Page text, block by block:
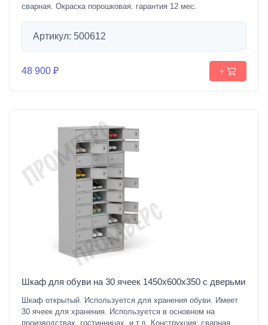
сварная. Окраска порошковая. гарантия 12 мес.
Артикул: 500612
48 900 ₽ +
Шкаф для обуви на 30 ячеек 1450х600х350 с дверьми
Шкаф открытый. Используется для хранения обуви. Имеет
30 ячеек для хранения. Используется в основном на
производствах, гостинницах, и т.д. Конструкция: сварная.